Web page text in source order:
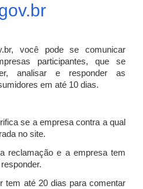
você pode se comunicar
participantes, que se
analisar e responder as
em até 10 dias.
se a empresa contra a qual
no site.
reclamação e a empresa tem
tem até 20 dias para comentar